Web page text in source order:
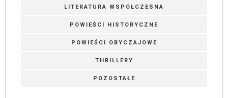
LITERATURA WSPÓŁCZESNA
POWIEŚCI HISTORYCZNE
POWIEŚCI OBYCZAJOWE
THRILLERY
POZOSTAŁE